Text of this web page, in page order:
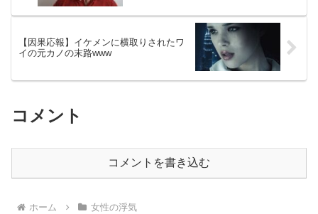
【因果応報】イケメンに横取りされたワ
イの元カノの末路www
コメント
コメントを書き込む
ホーム 女性の浮気